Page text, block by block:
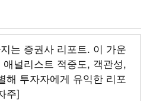
는 증권사 리포트. 이 가운
널리스트 적중도, 객관성,
해 투자자에게 유익한 리포
주]